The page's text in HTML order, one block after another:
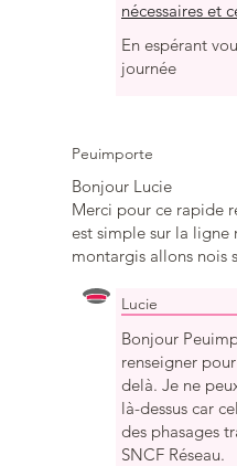
nécessaires et
En espérant
journée
Peuimporte
Bonjour Lucie
Merci pour ce rapide
est simple sur la
montargis allons nois
Lucie
Bonjour
renseigner
delà. Je ne
là-dessus car
des phasages
SNCF Réseau.